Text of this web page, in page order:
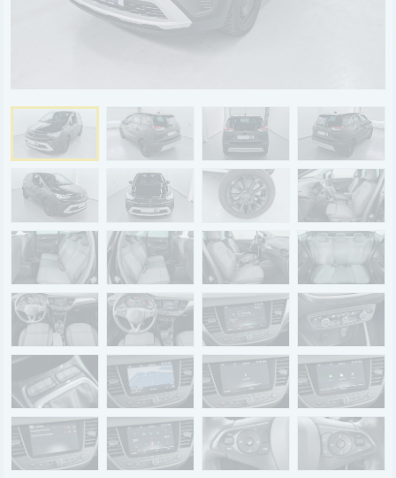
Dacia
SERVICE
Aktionsfahrzeuge
AutoAbo
Gewerbekunden
Probefahrt
Mietwagen
Ankauf
WERKSTATTTERMIN
Teile & Zubehör
Renault Service